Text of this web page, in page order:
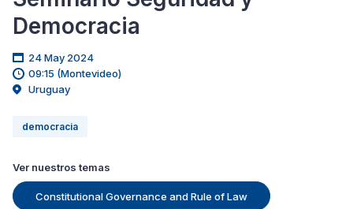
Democracia
24 May 2024
09:15 (Montevideo)
Uruguay
democracia
Ver nuestros temas
Constitutional Governance and Rule of Law